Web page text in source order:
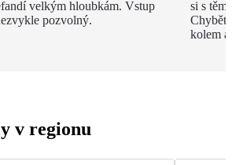
velkým hloubkám. Vstup
pozvolný.
si s
Chybět
kolem
v regionu